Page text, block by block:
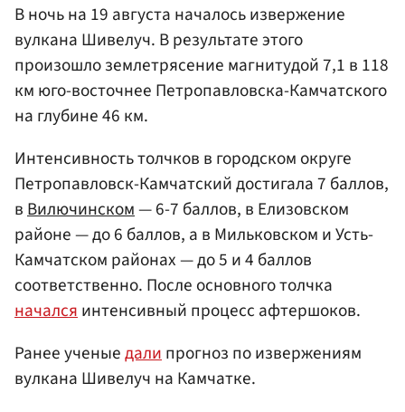
В ночь на 19 августа началось извержение
вулкана Шивелуч. В результате этого
произошло землетрясение магнитудой 7,1 в 118
км юго-восточнее Петропавловска-Камчатского
на глубине 46 км.
Интенсивность толчков в городском округе
Петропавловск-Камчатский достигала 7 баллов,
вВилючинском— 6-7 баллов, в Елизовском
районе — до 6 баллов, а в Мильковском и Усть-
Камчатском районах — до 5 и 4 баллов
соответственно. После основного толчка
началсяинтенсивный процесс афтершоков.
Ранее ученыедалипрогноз по извержениям
вулкана Шивелуч на Камчатке.